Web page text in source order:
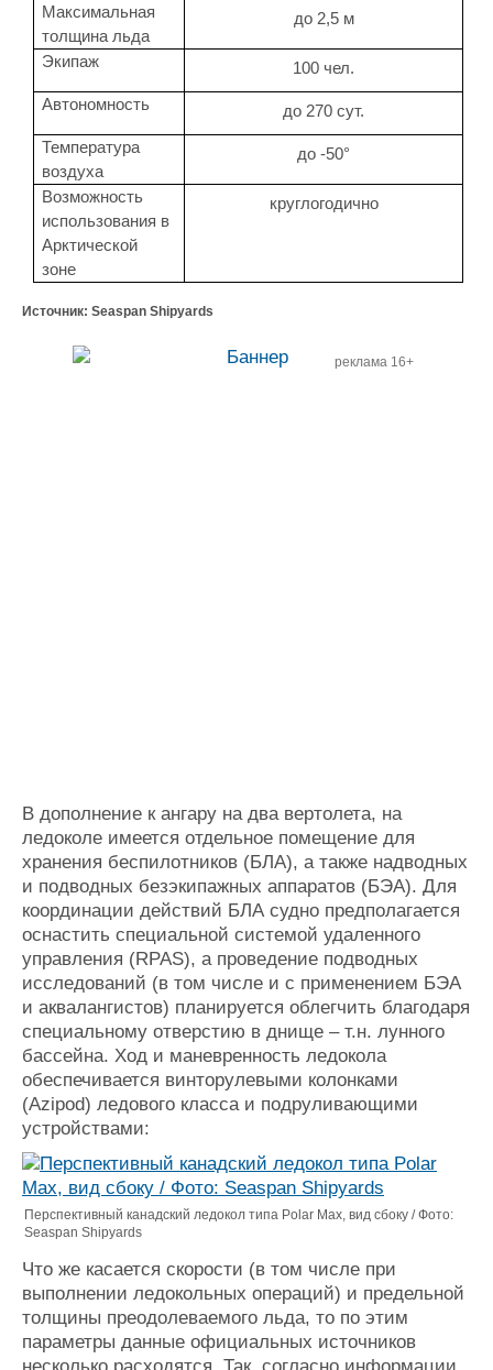
Максимальная
толщина льда
до 2,5 м
Экипаж
100 чел.
Автономность
до 270 сут.
Температура
воздуха
до -50°
Возможность
использования в
Арктической
зоне
круглогодично
Источник: Seaspan Shipyards
реклама 16+
В дополнение к ангару на два вертолета, на
ледоколе имеется отдельное помещение для
хранения беспилотников (БЛА), а также надводных
и подводных безэкипажных аппаратов (БЭА). Для
координации действий БЛА судно предполагается
оснастить специальной системой удаленного
управления (RPAS), а проведение подводных
исследований (в том числе и с применением БЭА
и аквалангистов) планируется облегчить благодаря
специальному отверстию в днище – т.н. лунного
бассейна. Ход и маневренность ледокола
обеспечивается винторулевыми колонками
(Azipod) ледового класса и подруливающими
устройствами:
Перспективный канадский ледокол типа Polar Maх, вид сбоку / Фото:
Seaspan Shipyards
Что же касается скорости (в том числе при
выполнении ледокольных операций) и предельной
толщины преодолеваемого льда, то по этим
параметры данные официальных источников